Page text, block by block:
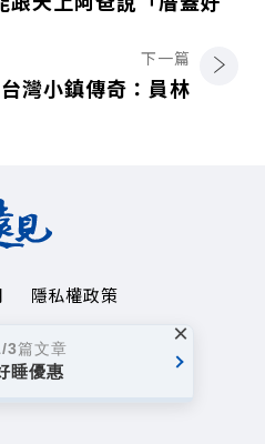
下一篇
台灣小鎮傳奇：員林
隱私權政策
1999~2026
. All rights reserved.
3篇文章
睡優惠
×